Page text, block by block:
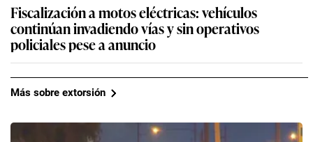
Fiscalización a motos eléctricas: vehículos
continúan invadiendo vías y sin operativos
policiales pese a anuncio
Más sobre extorsión